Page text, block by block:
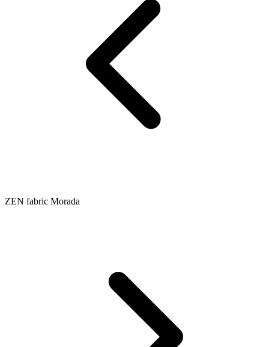
ZEN fabric Morada